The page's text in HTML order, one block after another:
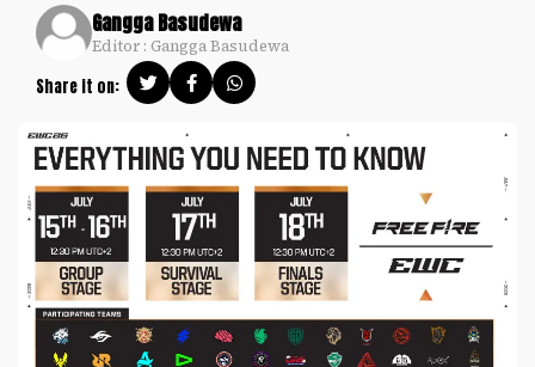
Gangga Basudewa
Editor : Gangga Basudewa
Share it on:
Video